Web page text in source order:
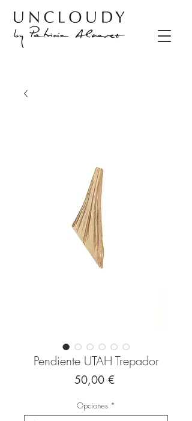
Pendiente UTAH Trepador
50,00 €Precio
Opciones *